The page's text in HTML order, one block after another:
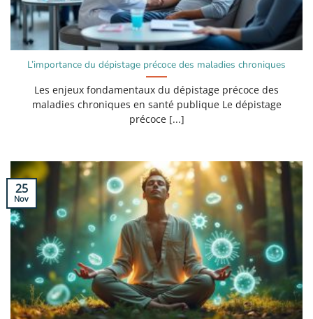
L’importance du dépistage précoce des maladies chroniques
Les enjeux fondamentaux du dépistage précoce des
maladies chroniques en santé publique Le dépistage
précoce [...]
25
Nov